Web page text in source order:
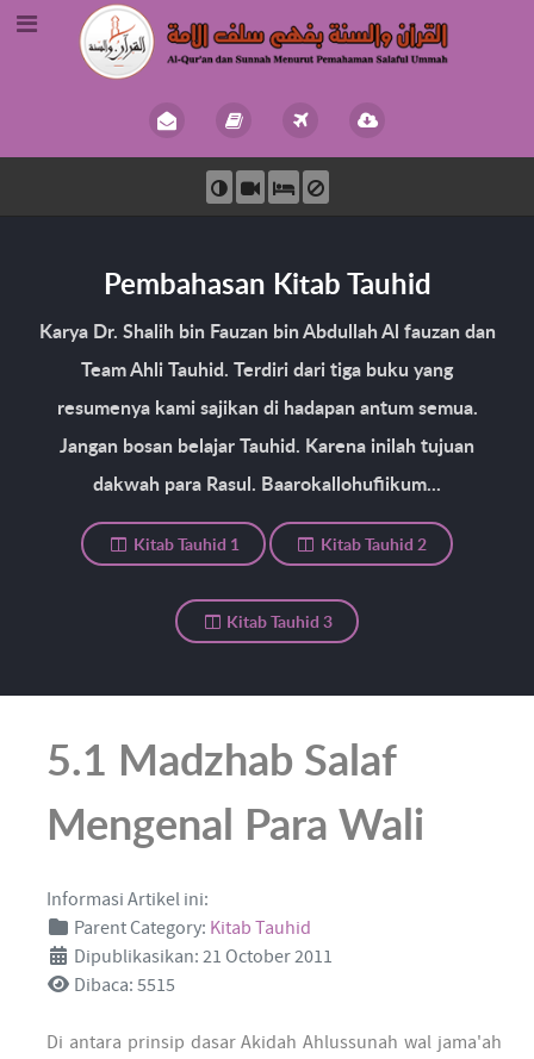
Pembahasan Kitab Tauhid
Karya Dr. Shalih bin Fauzan bin Abdullah Al fauzan dan
Team Ahli Tauhid. Terdiri dari tiga buku yang
resumenya kami sajikan di hadapan antum semua.
Jangan bosan belajar Tauhid. Karena inilah tujuan
dakwah para Rasul. Baarokallohufiikum...
Kitab Tauhid 1 Kitab Tauhid 2
Kitab Tauhid 3
5.1 Madzhab Salaf
Mengenal Para Wali
Informasi Artikel ini:
Parent Category: Kitab Tauhid
Dipublikasikan: 21 October 2011
Dibaca: 5515
Di antara prinsip dasar Akidah Ahlussunah wal jama'ah